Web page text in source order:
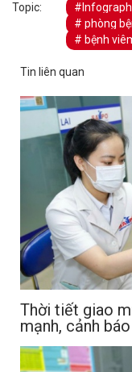
Topic:
# phòng
# bệnh
Tin liên quan
Thời tiết giao
mạnh, cảnh